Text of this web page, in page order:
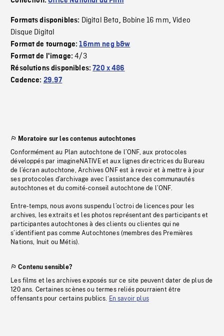
Formats disponibles: Digital Beta, Bobine 16 mm,Video
Disque Digital
Format de tournage:16mm neg b&w
Format de l'image:4/3
Résolutions disponibles:720 x 486
Cadence: 29.97
Moratoire sur les contenus autochtones
Conformément au Plan autochtone de l’ONF, aux protocoles
développés par imagineNATIVE et aux lignes directrices du Bureau
de l’écran autochtone, Archives ONF est à revoir et à mettre à jour
ses protocoles d’archivage avec l’assistance des communautés
autochtones et du comité-conseil autochtone de l’ONF.
Entre-temps, nous avons suspendu l’octroi de licences pour les
archives, les extraits et les photos représentant des participants et
participantes autochtones à des clients ou clientes qui ne
s’identifient pas comme Autochtones (membres des Premières
Nations, Inuit ou Métis).
Contenu sensible?
Les films et les archives exposés sur ce site peuvent dater de plus de
120 ans. Certaines scènes ou termes reliés pourraient être
offensants pour certains publics. En savoir plus